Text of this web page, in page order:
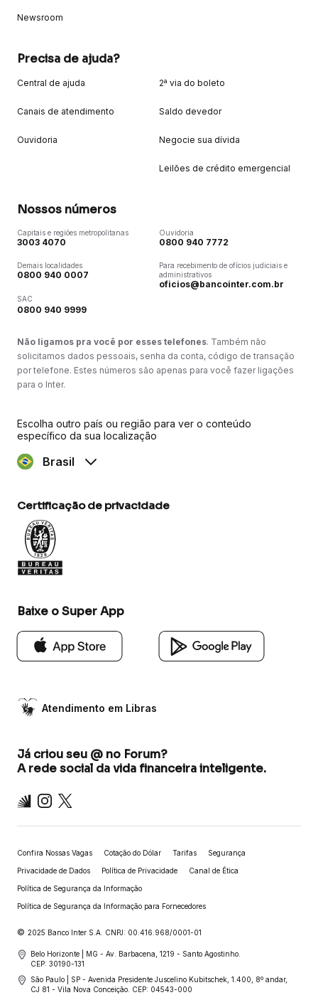
Newsroom
Precisa de ajuda?
Central de ajuda
Canais de atendimento
Ouvidoria
2ª via do boleto
Saldo devedor
Negocie sua dívida
Leilões de crédito emergencial
Nossos números
Capitais e regiões metropolitanas
3003 4070
Demais localidades
0800 940 0007
SAC
0800 940 9999
Ouvidoria
0800 940 7772
Para recebimento de ofícios judiciais e
administrativos
oficios@bancointer.com.br
Não ligamos pra você por esses telefones. Também não
solicitamos dados pessoais, senha da conta, código de transação
por telefone. Estes números são apenas para você fazer ligações
para o Inter.
Escolha outro país ou região para ver o conteúdo
específico da sua localização
Brasil
Certificação de privacidade
Baixe o Super App
Atendimento em Libras
Já criou seu @ no Forum?
A rede social da vida financeira inteligente.
Inter Instagram
X
Confira Nossas Vagas Cotação do Dólar Tarifas Segurança
Privacidade de Dados Política de Privacidade Canal de Ética
Política de Segurança da Informação
Política de Segurança da Informação para Fornecedores
© 2025 Banco Inter S.A. CNPJ: 00.416.968/0001-01
Belo Horizonte | MG - Av. Barbacena, 1219 - Santo Agostinho.
CEP: 30190-131
São Paulo | SP - Avenida Presidente Juscelino Kubitschek, 1.400, 8º andar,
CJ 81 - Vila Nova Conceição. CEP: 04543-000